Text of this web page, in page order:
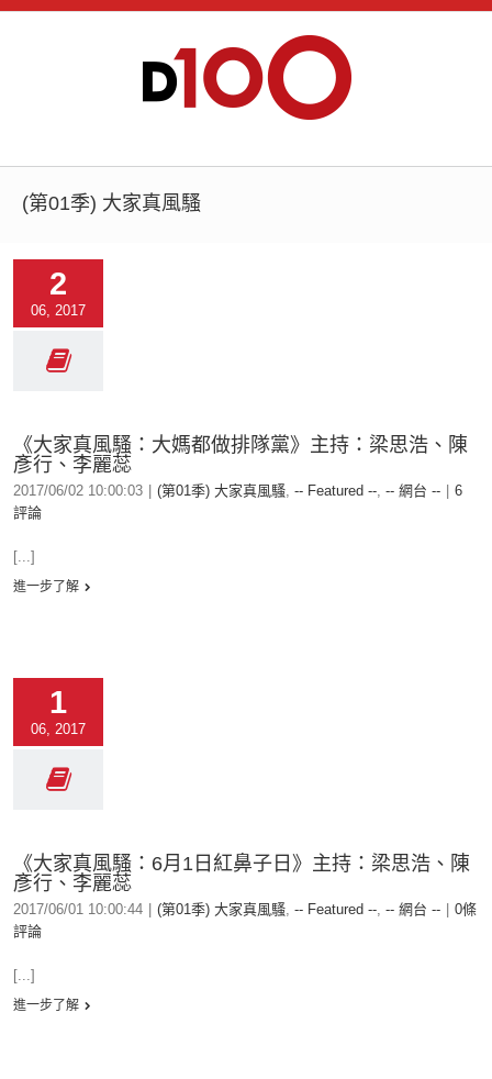
(第01季) 大家真風騷
2
06, 2017
《大家真風騷：大媽都做排隊黨》主持：梁思浩、陳
彥行、李麗蕊
2017/06/02 10:00:03 (第01季) 大家真風騷, -- Featured --, -- 網台 --
6
評論
[...]
進一步了解
1
06, 2017
《大家真風騷：6月1日紅鼻子日》主持：梁思浩、陳
彥行、李麗蕊
2017/06/01 10:00:44 (第01季) 大家真風騷, -- Featured --, -- 網台 --
0條
評論
[...]
進一步了解